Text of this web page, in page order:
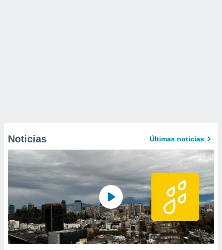
Noticias Últimas noticias